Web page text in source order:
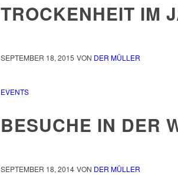
TROCKENHEIT IM
SEPTEMBER 18, 2015 VON DER MÜLLER
EVENTS
BESUCHE IN DER
SEPTEMBER 18, 2014 VON DER MÜLLER